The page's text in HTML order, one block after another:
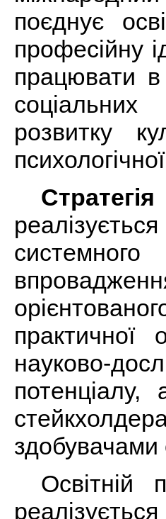
поєднує
професійну
працювати в
розвитку
Стратегія
системного
практичної
науково-
здобувачами
Освітній